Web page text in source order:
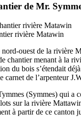
de Mr.
rivière Matawin
ouest de la rivière
chantier menant à la
du bois s’étendait
carnet de l’arpenteur
(Symmes) qui a
sur la rivière
à partir de ce canton